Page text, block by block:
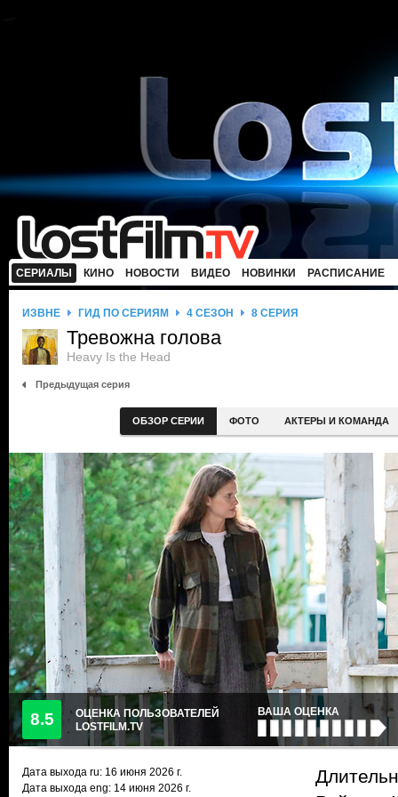
СЕРИАЛЫ КИНО НОВОСТИ ВИДЕО НОВИНКИ РАСПИСАНИЕ
ИЗВНЕ ГИД ПО СЕРИЯМ 4 СЕЗОН 8 СЕРИЯ
Тревожна голова
Heavy Is the Head
Предыдущая серия
ОБЗОР СЕРИИ ФОТО АКТЕРЫ И КОМАНДА
8.5
ОЦЕНКА ПОЛЬЗОВАТЕЛЕЙ
LOSTFILM.TV
ВАША ОЦЕНКА
Дата выхода ru: 16 июня 2026 г.
Дата выхода eng: 14 июня 2026 г.